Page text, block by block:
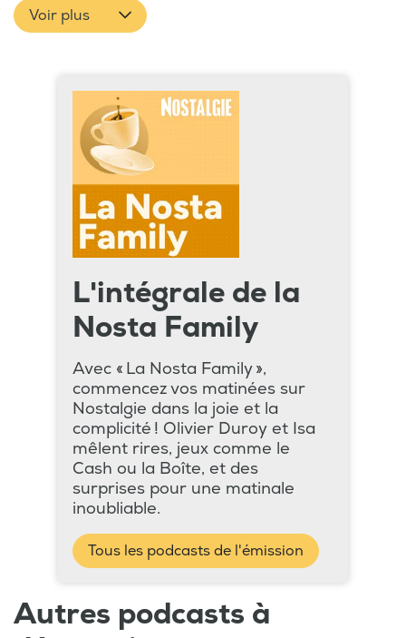
Voir plus
L'intégrale de la
Nosta Family
Avec « La Nosta Family »,
commencez vos matinées sur
Nostalgie dans la joie et la
complicité ! Olivier Duroy et Isa
mêlent rires, jeux comme le
Cash ou la Boîte, et des
surprises pour une matinale
inoubliable.
Tous les podcasts de l'émission
Autres podcasts à